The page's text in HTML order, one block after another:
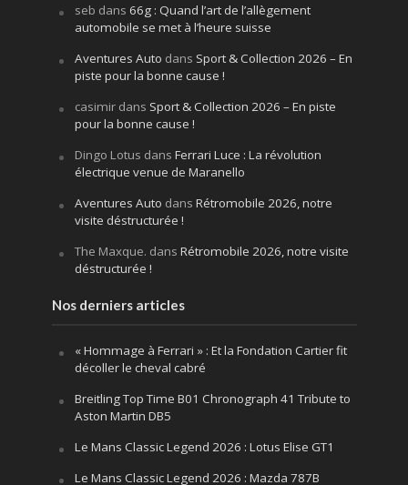
seb dans 66g : Quand l’art de l’allègement
automobile se met à l’heure suisse
Aventures Auto dans Sport & Collection 2026 – En
piste pour la bonne cause !
casimirdans Sport & Collection 2026 – En piste
pour la bonne cause !
Dingo Lotus dans Ferrari Luce : La révolution
électrique venue de Maranello
Aventures Auto dans Rétromobile 2026, notre
visite déstructurée !
The Maxque. dans Rétromobile 2026, notre visite
déstructurée !
Nos derniers articles
« Hommage à Ferrari » : Et la Fondation Cartier fit
décoller le cheval cabré
Breitling Top Time B01 Chronograph 41 Tribute to
Aston Martin DB5
Le Mans Classic Legend 2026 : Lotus Elise GT1
Le Mans Classic Legend 2026 : Mazda 787B